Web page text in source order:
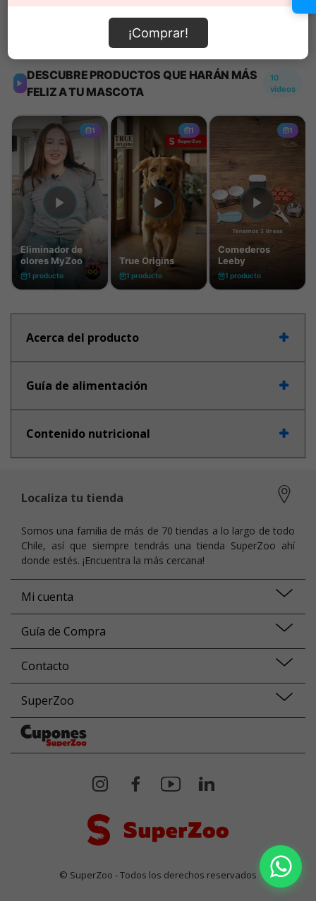
Acerca del producto
Guía de alimentación
Contenido nutricional
¡Comprar!
Localiza tu tienda
Somos una familia de más de 70 tiendas a lo largo de todo
Chile, así que siempre tendrás una tienda SuperZoo ahí
donde estés. ¡Encuentra la más cercana!
Mi cuenta
Guía de Compra
Contacto
SuperZoo
© SuperZoo - Todos los derechos reservados